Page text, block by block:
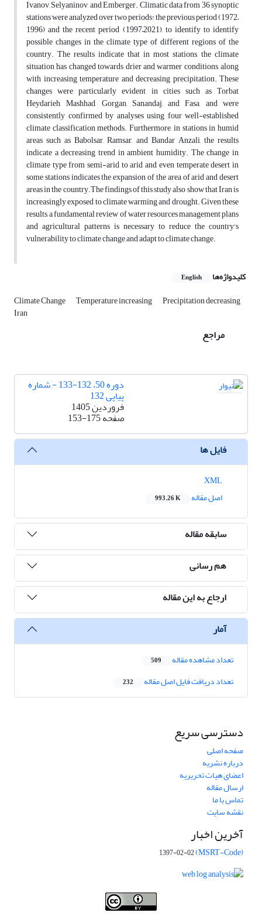
Ivanov, Selyaninov, and Emberger. Climatic data from 36 synoptic
stations were analyzed over two periods: the previous period (1972–
1996) and the recent period (1997–2021), to identify to identify
possible changes in the climate type of different regions of the
country. The results indicate that in most stations, the climate
situation has changed towards drier and warmer conditions, along
with increasing temperature and decreasing precipitation. These
changes were particularly evident in cities such as Torbat
Heydarieh, Mashhad, Gorgan, Sanandaj, and Fasa, and were
consistently confirmed by analyses using four well-established
climate classification methods. Furthermore, in stations in humid
areas such as Babolsar, Ramsar, and Bandar Anzali, the results
indicate a decreasing trend in ambient humidity. The change in
climate type from semi-arid to arid and even temperate desert in
some stations indicates the expansion of the area of arid and desert
areas in the country.The findings of this study also show that Iran is
increasingly exposed to climate warming and drought. Given these
results, a fundamental review of water resources management plans
and agricultural patterns is necessary to reduce the country's
vulnerability to climate change and adapt to climate change.
کلیدواژه‌ها English
Climate Change Temperature increasing Precipitation decreasing
Iran
مراجع
دوره 50، 132-133 - شماره
پیاپی 132
فروردین 1405
صفحه153-175
فایل ها
اصل مقاله
993.26 K
سابقه مقاله
هم رسانی
ارجاع به این مقاله
آمار
تعداد مشاهده مقاله 509
تعداد دریافت فایل اصل مقاله 232
دسترسی سریع
صفحه اصلی
درباره نشریه
اعضای هیات تحریریه
ارسال مقاله
تماس با ما
نقشه سایت
آخرین اخبار
(MSRT-Code)
1397-02-02